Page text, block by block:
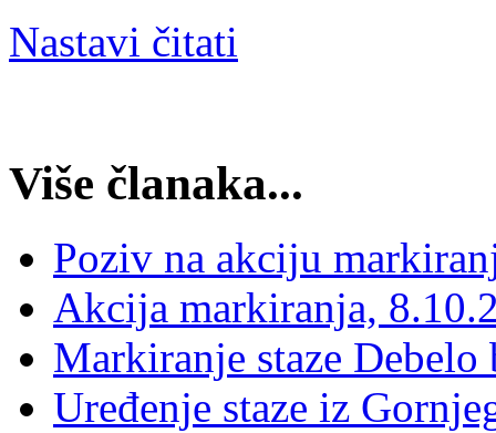
Nastavi čitati
Više članaka...
Poziv na akciju
Akcija markiranja,
Markiranje staze
Uređenje staze iz